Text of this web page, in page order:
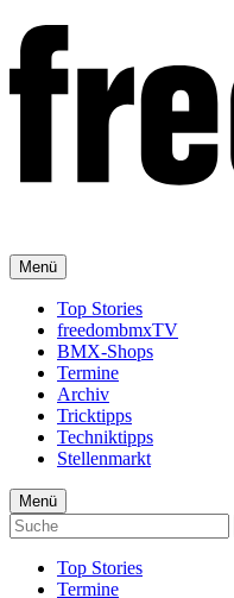
Menü
Top Stories
freedombmxTV
BMX-Shops
Termine
Archiv
Tricktipps
Techniktipps
Stellenmarkt
Menü
Top Stories
Termine